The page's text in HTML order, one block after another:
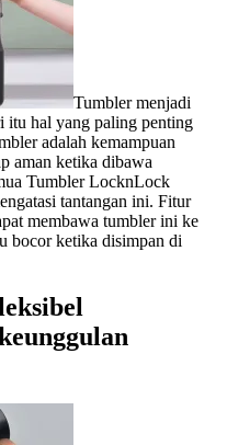
Tumbler menjadi
itu hal yang paling penting
adalah kemampuan
aman ketika dibawa
Tumbler LocknLock
tantangan ini. Fitur
membawa tumbler ini ke
bocor ketika disimpan di